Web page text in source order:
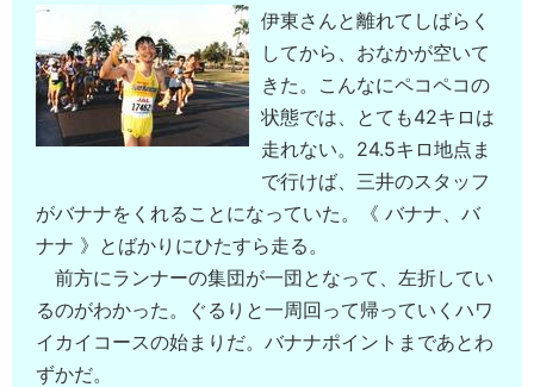
伊東さんと離れてしばらく
してから、おなかが空いて
きた。こんなにペコペコの
状態では、とても42キロは
走れない。24.5キロ地点ま
で行けば、三井のスタッフ
がバナナをくれることになっていた。《 バナナ、バ
ナナ 》とばかりにひたすら走る。
前方にランナーの集団が一団となって、左折してい
るのがわかった。ぐるりと一周回って帰っていくハワ
イカイコースの始まりだ。バナナポイントまであとわ
ずかだ。